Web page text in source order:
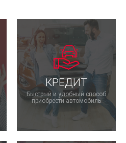
КРЕДИТ
Быстрый и удобный способ
приобрести автомобиль